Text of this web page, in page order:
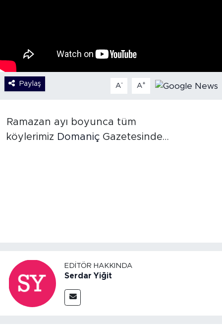
Paylaş A- A+
Ramazan ayı boyunca tüm
köylerimiz DomaniçGazetesinde…
EDITÖR HAKKINDA
Serdar Yiğit